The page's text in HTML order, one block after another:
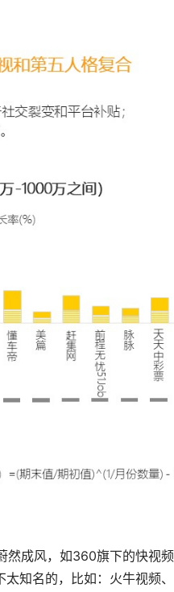
成风，如360旗下的快视频
知名的，比如：火牛视频、